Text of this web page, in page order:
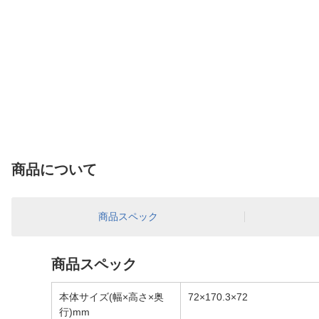
商品について
商品スペック
商品スペック
本体サイズ(幅×高さ×奥
行)mm
72×170.3×72